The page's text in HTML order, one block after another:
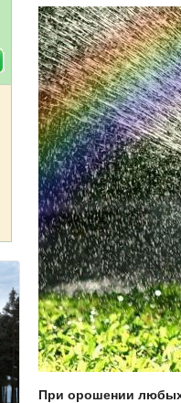
При орошении любых